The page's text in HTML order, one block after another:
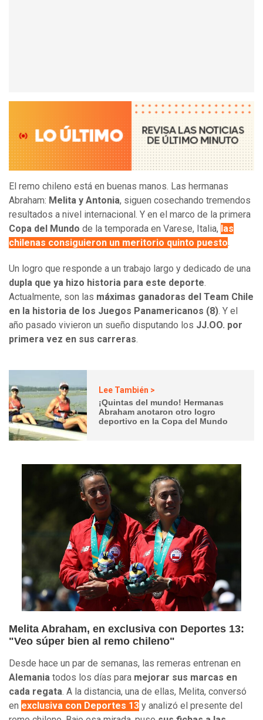
El remo chileno está en buenas manos. Las hermanas
Abraham: Melita y Antonia, siguen cosechando tremendos
resultados a nivel internacional. Y en el marco de la primera
Copa del Mundo de la temporada en Varese, Italia, las
chilenas consiguieron un meritorio quinto puesto.
Un logro que responde a un trabajo largo y dedicado de una
dupla que ya hizo historia para este deporte.
Actualmente, son las máximas ganadoras del Team Chile
en la historia de los Juegos Panamericanos (8). Y el
año pasado vivieron un sueño disputando los JJ.OO. por
primera vez en sus carreras.
Lee También >
¡Quintas del mundo! Hermanas
Abraham anotaron otro logro
deportivo en la Copa del Mundo
Melita Abraham, en exclusiva con Deportes 13:
"Veo súper bien al remo chileno"
Desde hace un par de semanas, las remeras entrenan en
Alemania todos los días para mejorar sus marcas en
cada regata. A la distancia, una de ellas, Melita, conversó
en exclusiva con Deportes 13 y analizó el presente del